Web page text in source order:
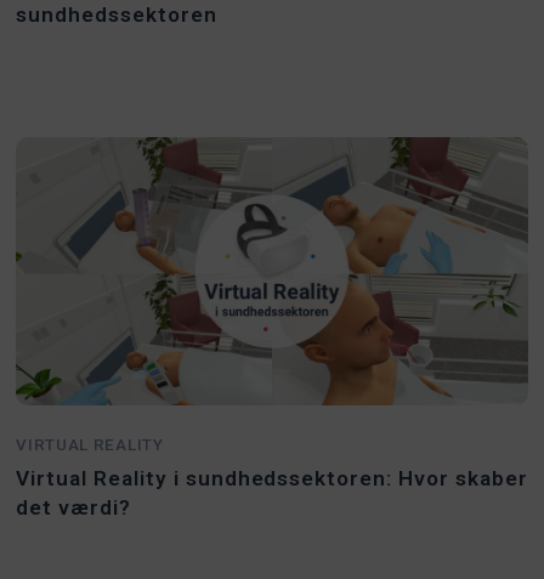
sundhedssektoren
VIRTUAL REALITY
Virtual Reality i sundhedssektoren: Hvor skaber
det værdi?